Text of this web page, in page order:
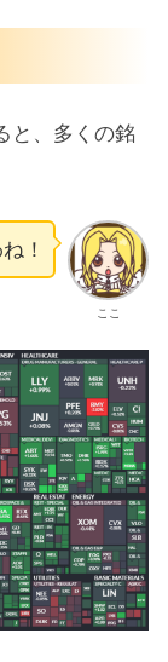
と、多くの銘
ここ
！